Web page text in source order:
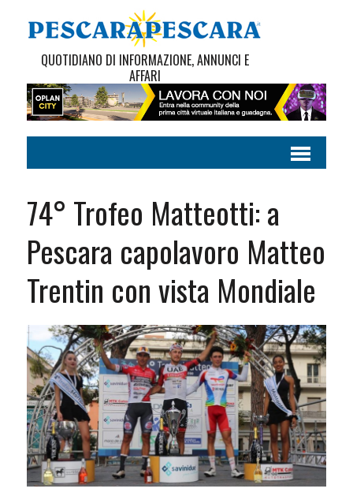
QUOTIDIANO DI INFORMAZIONE, ANNUNCI E
AFFARI
74° Trofeo Matteotti: a
Pescara capolavoro Matteo
Trentin con vista Mondiale